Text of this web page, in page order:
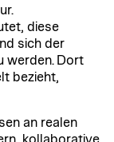
diese
sich der
werden. Dort
bezieht,
an realen